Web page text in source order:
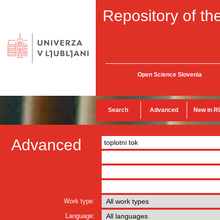
Repository of
Open Science Slovenia
Search Advanced New in
Advanced
Work type:
Language: